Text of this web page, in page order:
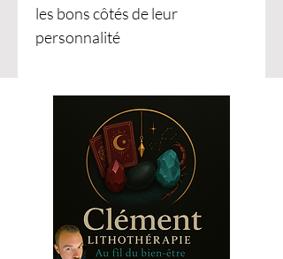
les bons côtés de leur
personnalité